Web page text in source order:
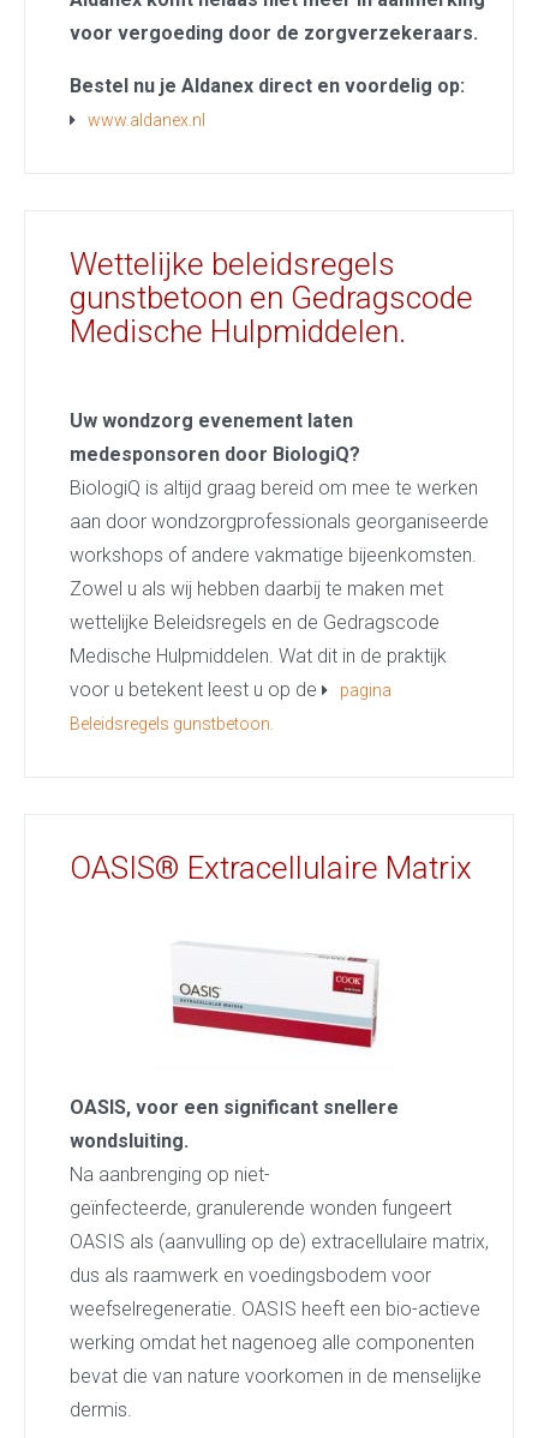
voor vergoeding door de zorgverzekeraars.
Bestel nu je Aldanex direct en voordelig op:
www.aldanex.nl
Wettelijke beleidsregels
gunstbetoon en Gedragscode
Medische Hulpmiddelen.
Uw wondzorg evenement laten
medesponsoren door BiologiQ?
BiologiQ is altijd graag bereid om mee te werken
aan door wondzorgprofessionals georganiseerde
workshops of andere vakmatige bijeenkomsten.
Zowel u als wij hebben daarbij te maken met
wettelijke Beleidsregels en de Gedragscode
Medische Hulpmiddelen. Wat dit in de praktijk
voor u betekent leest u op de
pagina
Beleidsregels gunstbetoon.
OASIS® Extracellulaire Matrix
OASIS, voor een significant snellere
wondsluiting.
Na aanbrenging op niet-
geïnfecteerde, granulerende wonden fungeert
OASIS als (aanvulling op de) extracellulaire matrix,
dus als raamwerk en voedingsbodem voor
weefselregeneratie. OASIS heeft een bio-actieve
werking omdat het nagenoeg alle componenten
bevat die van nature voorkomen in de menselijke
dermis.